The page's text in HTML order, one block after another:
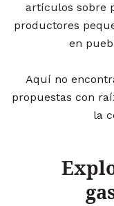
artículos sobre
productores
en
Aquí no
propuestas con
la